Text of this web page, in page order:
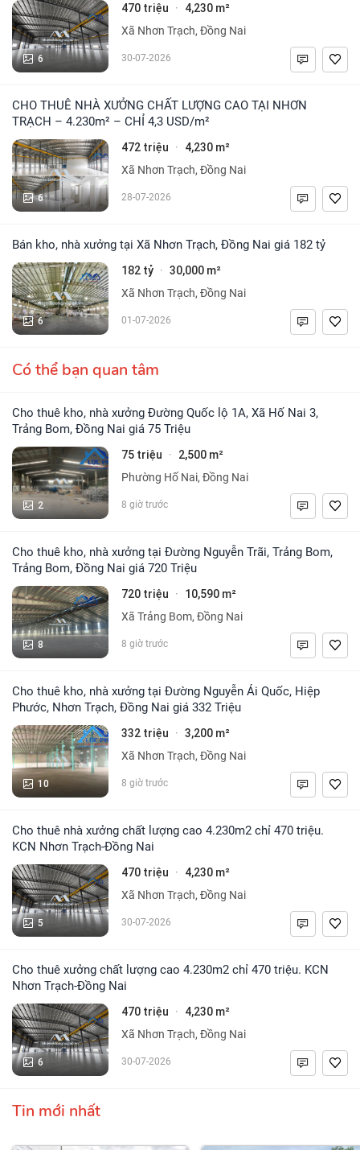
6
470 triệu · 4,230 m²
Xã Nhơn Trạch, Đồng Nai
30-07-2026
CHO THUÊ NHÀ XƯỞNG CHẤT LƯỢNG CAO TẠI NHƠN
TRẠCH – 4.230m² – CHỈ 4,3 USD/m²
6
472 triệu · 4,230 m²
Xã Nhơn Trạch, Đồng Nai
28-07-2026
Bán kho, nhà xưởng tại Xã Nhơn Trạch, Đồng Nai giá 182 tỷ
6
182 tỷ · 30,000 m²
Xã Nhơn Trạch, Đồng Nai
01-07-2026
Có thể bạn quan tâm
Cho thuê kho, nhà xưởng Đường Quốc lộ 1A, Xã Hố Nai 3,
Trảng Bom, Đồng Nai giá 75 Triệu
2
75 triệu · 2,500 m²
Phường Hố Nai, Đồng Nai
8 giờ trước
Cho thuê kho, nhà xưởng tại Đường Nguyễn Trãi, Trảng Bom,
Trảng Bom, Đồng Nai giá 720 Triệu
8
720 triệu · 10,590 m²
Xã Trảng Bom, Đồng Nai
8 giờ trước
Cho thuê kho, nhà xưởng tại Đường Nguyễn Ái Quốc, Hiệp
Phước, Nhơn Trạch, Đồng Nai giá 332 Triệu
10
332 triệu · 3,200 m²
Xã Nhơn Trạch, Đồng Nai
8 giờ trước
Cho thuê nhà xưởng chất lượng cao 4.230m2 chỉ 470 triệu.
KCN Nhơn Trạch-Đồng Nai
5
470 triệu · 4,230 m²
Xã Nhơn Trạch, Đồng Nai
30-07-2026
Cho thuê xưởng chất lượng cao 4.230m2 chỉ 470 triệu. KCN
Nhơn Trạch-Đồng Nai
6
470 triệu · 4,230 m²
Xã Nhơn Trạch, Đồng Nai
30-07-2026
Tin mới nhất